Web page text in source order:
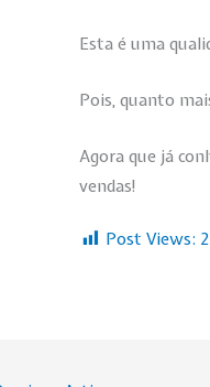
Esta é uma
Pois, quanto
Agora que já
vendas!
Post Views: